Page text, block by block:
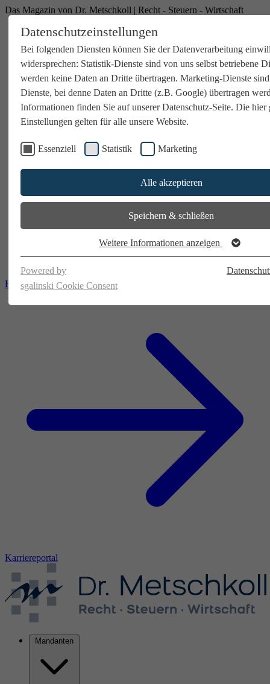
Datenschutzeinstellungen
Bei folgenden Diensten können Sie der Datenverarbeitung
widersprechen: Statistik-Dienste sind von uns selbst betriebene
werden keine Daten an Dritte übertragen. Marketing-Dienste
Dienste, bei denne Daten an Dritte (z.B. Google) übertragen
Informationen finden Sie auf unserer Datenschutz-Seite. Die hier
Einstellungen gelten für alle unsere Website.
Essenziell Statistik Marketing
Alle akzeptieren
Speichern & schließen
Weitere Informationen anzeigen
Powered by
sgalinski Cookie Consent
Das Magazin von Dr. Metschkoll | Recht - Steuern - Wirtschaft
Homepage
Karriereportal
Mandanten